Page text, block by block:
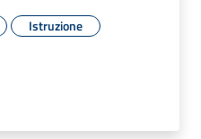
Istruzione